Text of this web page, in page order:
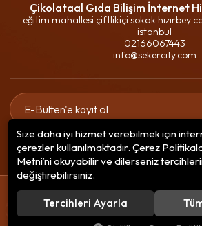
Çikolataal Gıda Bilişim İnternet
eğitim mahallesi çiftlikiçi sokak hızırbey
istanbul
02166067443
info@sekercity.com
Gizlilik politikasınıokudum ve
ediyorum.
© 2020Çikolataal Gıda Bilişim.
256 BitSSL
Size daha iyi hizmet verebilmek için
çerezler kullanılmaktadır. Çerez
Metni’ni okuyabilir ve dilerseniz
değiştirebilirsiniz.
Tercihleri Ayarla